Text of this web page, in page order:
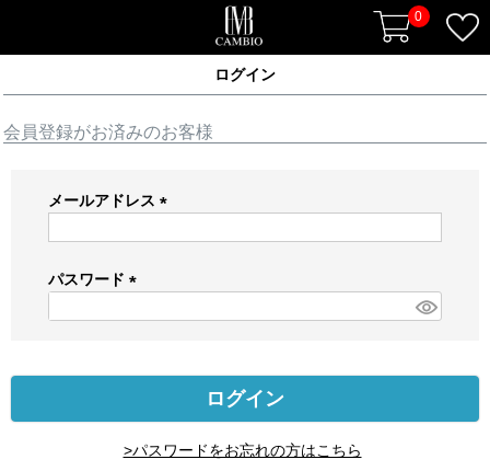
0
ログイン
会員登録がお済みのお客様
メールアドレス
)
パスワード
)
ログイン
>パスワードをお忘れの方はこちら